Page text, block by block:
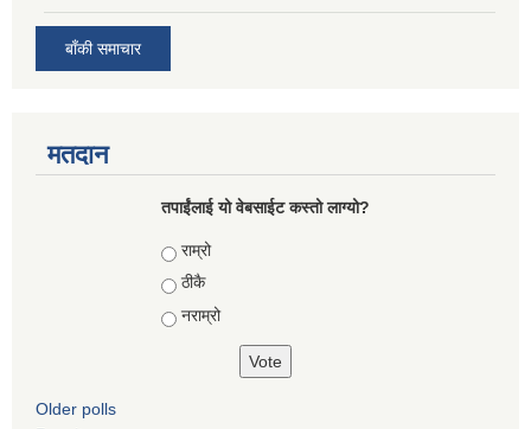
बाँकी समाचार
मतदान
तपाईंलाई यो वेबसाईट कस्तो लाग्यो?
Choices
राम्रो
ठीकै
नराम्रो
Older polls